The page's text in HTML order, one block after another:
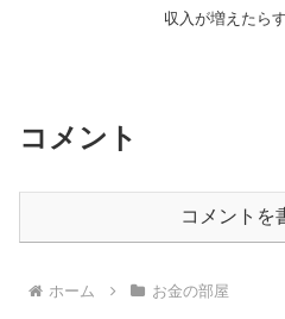
収入が増えたら
コメント
コメントを
ホーム お金の部屋